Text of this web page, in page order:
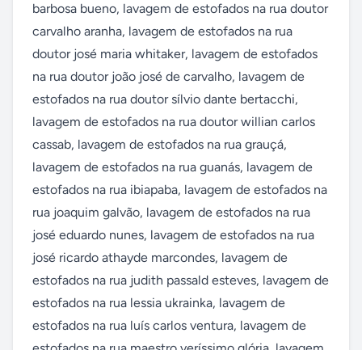
barbosa bueno, lavagem de estofados na rua doutor
carvalho aranha, lavagem de estofados na rua
doutor josé maria whitaker, lavagem de estofados
na rua doutor joão josé de carvalho, lavagem de
estofados na rua doutor sílvio dante bertacchi,
lavagem de estofados na rua doutor willian carlos
cassab, lavagem de estofados na rua grauçá,
lavagem de estofados na rua guanás, lavagem de
estofados na rua ibiapaba, lavagem de estofados na
rua joaquim galvão, lavagem de estofados na rua
josé eduardo nunes, lavagem de estofados na rua
josé ricardo athayde marcondes, lavagem de
estofados na rua judith passald esteves, lavagem de
estofados na rua lessia ukrainka, lavagem de
estofados na rua luís carlos ventura, lavagem de